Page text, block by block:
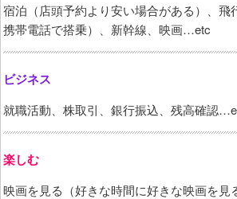
宿泊（店頭予約より安い場合がある）、飛
携帯電話で搭乗）、新幹線、映画…etc
ビジネス
就職活動、株取引、銀行振込、残高確認
楽しむ
映画を見る（好きな時間に好きな映画を見